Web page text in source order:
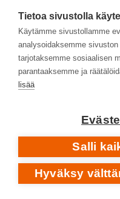
Zero Nine– suomihevin
Tietoa sivustolla
Käytämme sivustollamme
analysoidaksemme
tarjotaksemme sosiaalisen
parantaaksemme ja
lisää
Salli
Hyväksy